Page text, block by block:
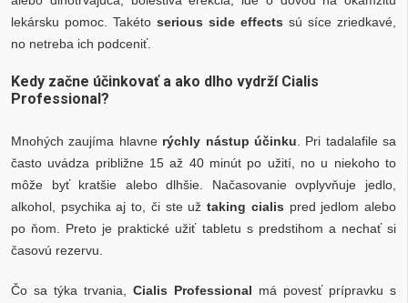
lekársku pomoc. Takéto serious side effects sú síce zriedkavé,
no netreba ich podceniť.
Kedy začne účinkovať a ako dlho vydrží Cialis
Professional?
Mnohých zaujíma hlavne rýchly nástup účinku . Pri tadalafile sa
často uvádza približne 15 až 40 minút po užití, no u niekoho to
môže byť kratšie alebo dlhšie. Načasovanie ovplyvňuje jedlo,
alkohol, psychika aj to, či ste užtaking cialis pred jedlom alebo
po ňom. Preto je praktické užiť tabletu s predstihom a nechať si
časovú rezervu.
Čo sa týka trvania, Cialis Professional má povesť prípravku s